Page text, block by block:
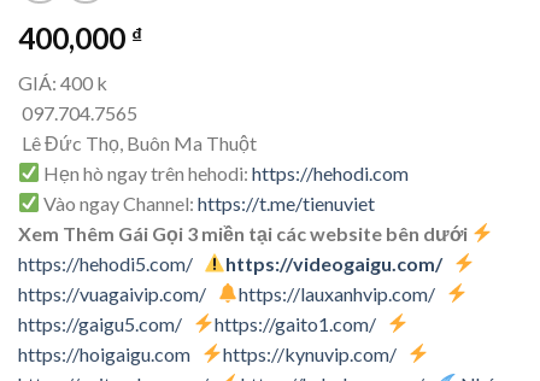
400,000 ₫
GIÁ: 400 k
097.704.7565
Lê Đức Thọ, Buôn Ma Thuột
Hẹn hò ngay trên hehodi: https://hehodi.com
Vào ngay Channel:https://t.me/tienuviet
Xem Thêm Gái Gọi 3 miền tại các website bên dưới
https://hehodi5.com/
https://videogaigu.com/
https://vuagaivip.com/
https://lauxanhvip.com/
https://gaigu5.com/
https://gaito1.com/
https://hoigaigu.com
https://kynuvip.com/